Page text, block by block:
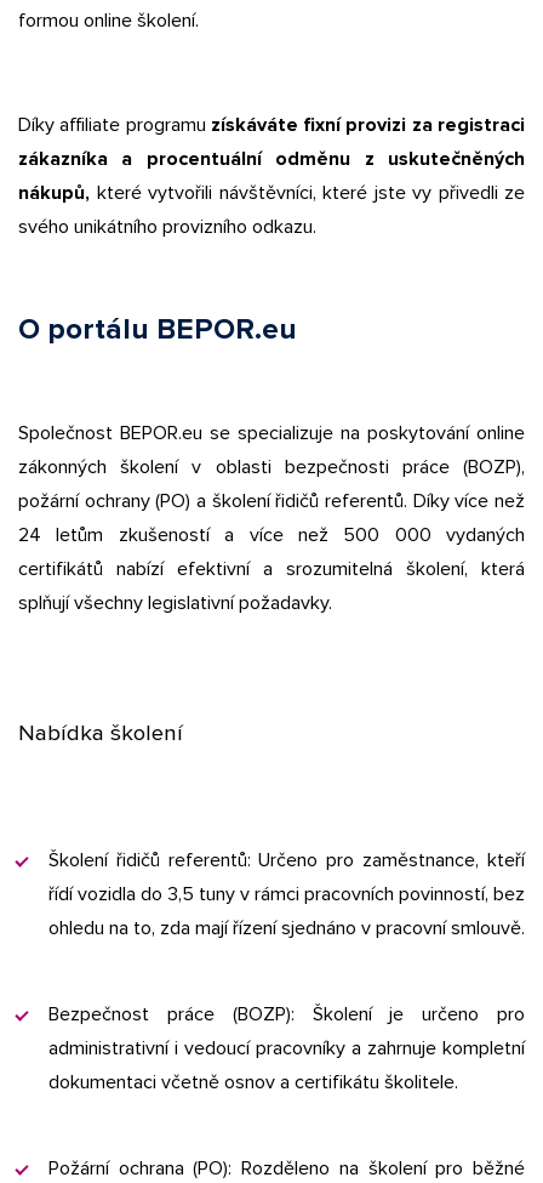
formou online školení.
Díky affiliate programu získáváte fixní provizi za registraci
zákazníka a procentuální odměnu z uskutečněných
nákupů, které vytvořili návštěvníci, které jste vy přivedli ze
svého unikátního provizního odkazu.
O portálu BEPOR.eu
Společnost BEPOR.eu se specializuje na poskytování online
zákonných školení v oblasti bezpečnosti práce (BOZP),
požární ochrany (PO) a školení řidičů referentů. Díky více než
24 letům zkušeností a více než 500 000 vydaných
certifikátů nabízí efektivní a srozumitelná školení, která
splňují všechny legislativní požadavky.​
Nabídka školení
Školení řidičů referentů: Určeno pro zaměstnance, kteří
řídí vozidla do 3,5 tuny v rámci pracovních povinností, bez
ohledu na to, zda mají řízení sjednáno v pracovní smlouvě.​
Bezpečnost práce (BOZP): Školení je určeno pro
administrativní i vedoucí pracovníky a zahrnuje kompletní
dokumentaci včetně osnov a certifikátu školitele.​
Požární ochrana (PO): Rozděleno na školení pro běžné